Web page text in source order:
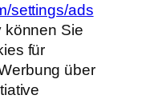
settings/ads
können Sie
für
über